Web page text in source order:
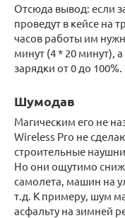
Отсюда вывод: если
проведут в кейсе на
часов работы им
минут (4 * 20 минут),
зарядки от 0 до 100%.
Шумодав
Магическим его не
Wireless Pro не
строительные
Но они ощутимо
самолета, машин на
т.д. К примеру, шум
асфальту на зимней